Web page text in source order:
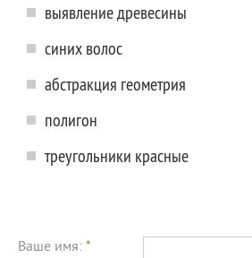
выявление древесины
синих волос
абстракция геометрия
полигон
треугольники красные
Ваше имя: *